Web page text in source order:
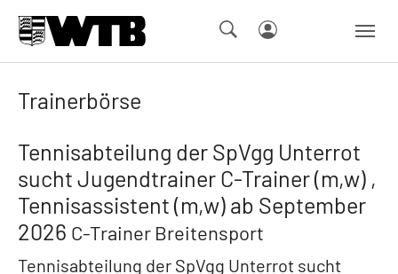
Trainerbörse
Tennisabteilung der SpVgg Unterrot
sucht Jugendtrainer C-Trainer (m,w) ,
Tennisassistent (m,w) ab September
2026 C-Trainer Breitensport
Tennisabteilung der SpVgg Unterrot sucht